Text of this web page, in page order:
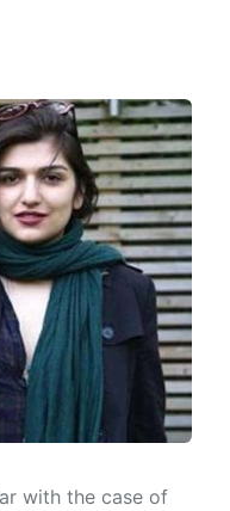
with the case of